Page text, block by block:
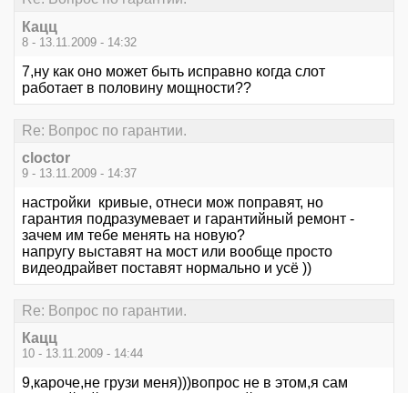
Кацц
8 - 13.11.2009 - 14:32
7,ну как оно может быть исправно когда слот
работает в половину мощности??
Re: Вопрос по гарантии.
cloctor
9 - 13.11.2009 - 14:37
настройки кривые, отнеси мож поправят, но
гарантия подразумевает и гарантийный ремонт -
зачем им тебе менять на новую?
напругу выставят на мост или вообще просто
видеодрайвет поставят нормально и усё ))
Re: Вопрос по гарантии.
Кацц
10 - 13.11.2009 - 14:44
9,кароче,не грузи меня)))вопрос не в этом,я сам